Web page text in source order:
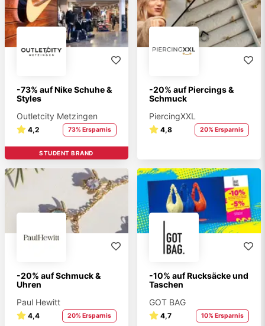
-73% auf Nike Schuhe &
Styles
Outletcity Metzingen
4,2 73% Ersparnis
STUDENT BRAND
-20% auf Piercings &
Schmuck
PiercingXXL
4,8 20% Ersparnis
-20% auf Schmuck &
Uhren
Paul Hewitt
4,4 20% Ersparnis
-10% auf Rucksäcke und
Taschen
GOT BAG
4,7 10% Ersparnis